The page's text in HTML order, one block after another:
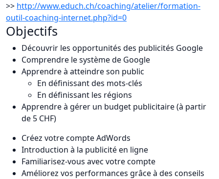
>> http://www.educh.ch/coaching/atelier/formation-
outil-coaching-internet.php?id=0
Objectifs
Découvrir les opportunités des publicités Google
Comprendre le système de Google
Apprendre à atteindre son public
En définissant des mots-clés
En définissant les régions
Apprendre à gérer un budget publicitaire (à partir
de 5 CHF)
Créez votre compte AdWords
Introduction à la publicité en ligne
Familiarisez-vous avec votre compte
Améliorez vos performances grâce à des conseils